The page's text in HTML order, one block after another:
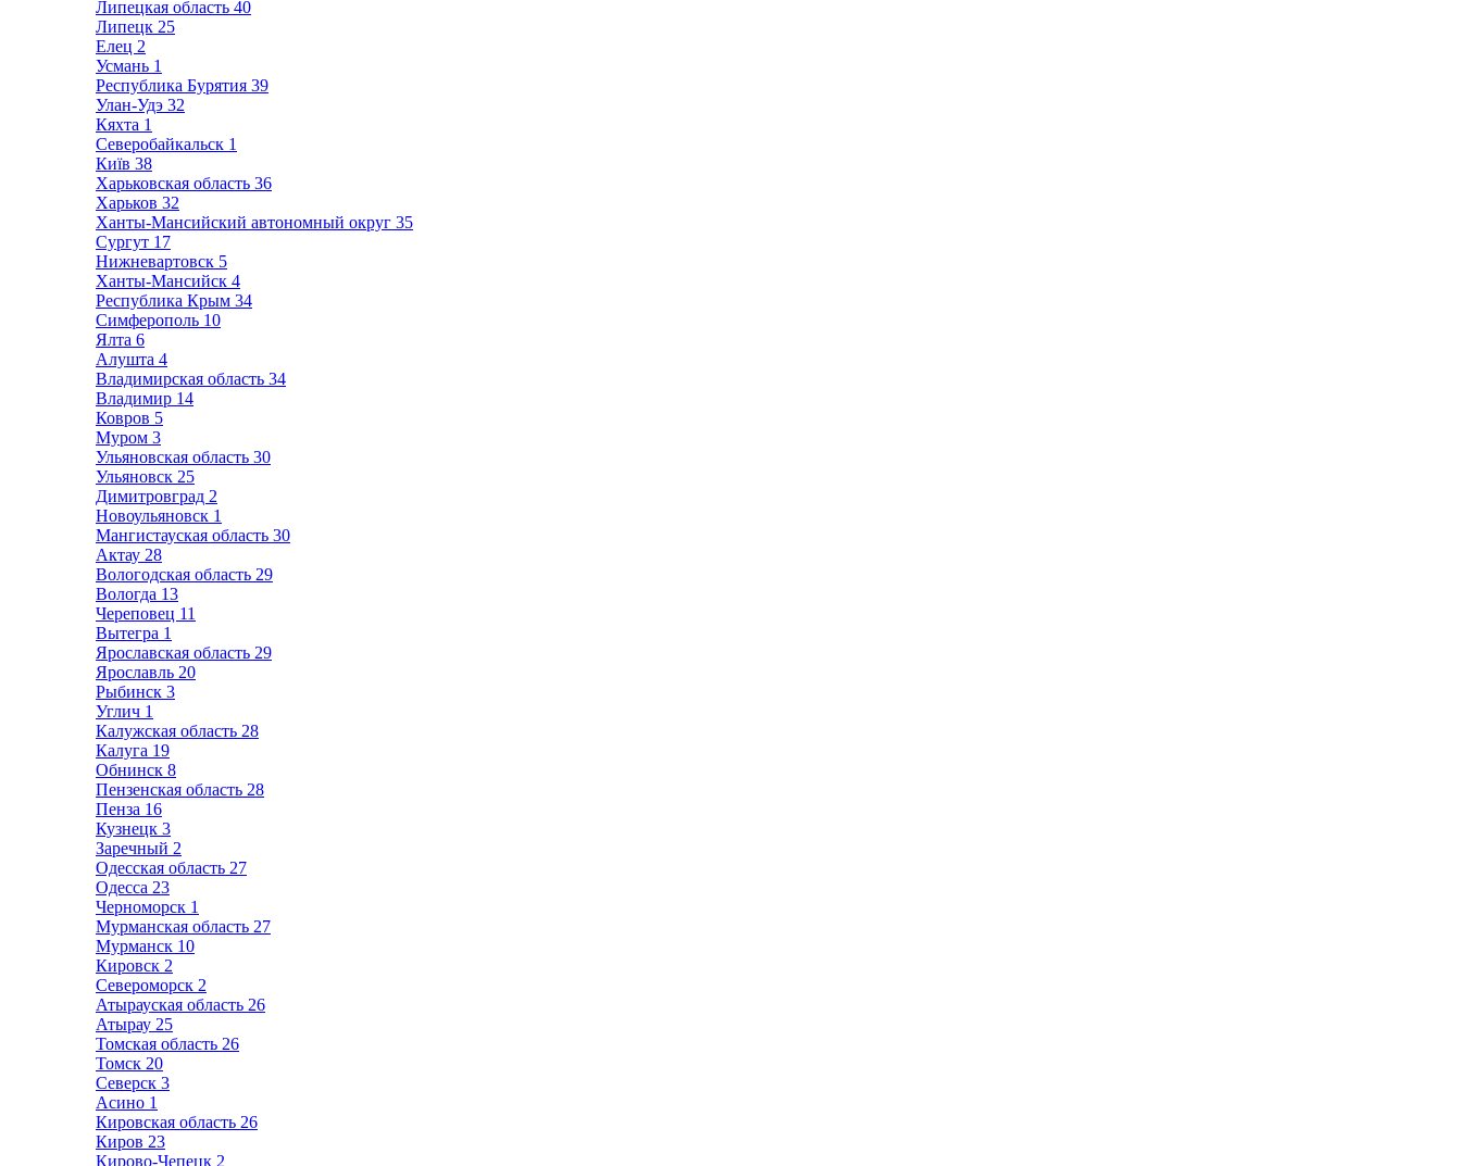
Липецкая область 40
Липецк 25
Елец 2
Усмань 1
Республика Бурятия 39
Улан-Удэ 32
Кяхта 1
Северобайкальск 1
Київ 38
Харьковская область 36
Харьков 32
Ханты-Мансийский автономный округ 35
Сургут 17
Нижневартовск 5
Ханты-Мансийск 4
Республика Крым 34
Симферополь 10
Ялта 6
Алушта 4
Владимирская область 34
Владимир 14
Ковров 5
Муром 3
Ульяновская область 30
Ульяновск 25
Димитровград 2
Новоульяновск 1
Мангистауская область 30
Актау 28
Вологодская область 29
Вологда 13
Череповец 11
Вытегра 1
Ярославская область 29
Ярославль 20
Рыбинск 3
Углич 1
Калужская область 28
Калуга 19
Обнинск 8
Пензенская область 28
Пенза 16
Кузнецк 3
Заречный 2
Одесская область 27
Одесса 23
Черноморск 1
Мурманская область 27
Мурманск 10
Кировск 2
Североморск 2
Атырауская область 26
Атырау 25
Томская область 26
Томск 20
Северск 3
Асино 1
Кировская область 26
Киров 23
Кирово-Чепецк 2